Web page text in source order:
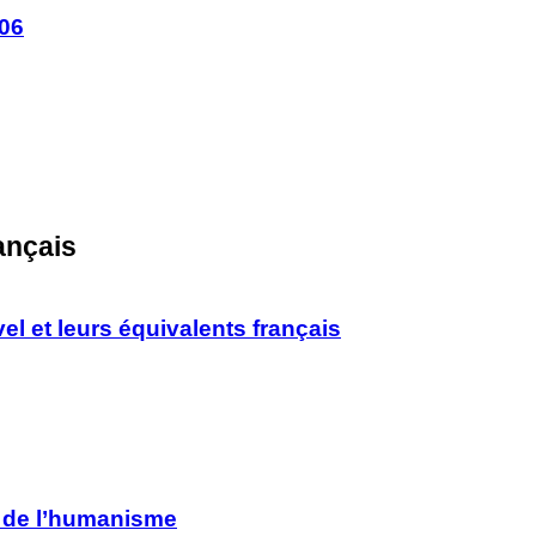
et leurs équivalents français
l’humanisme